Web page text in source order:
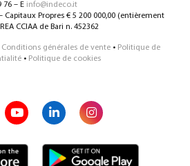
76 – E info@indeco.it
Capitaux Propres € 5 200 000,00 (entièrement
CCIAA de Bari n. 452362
Conditions générales de vente• Politique de
• Politique de cookies